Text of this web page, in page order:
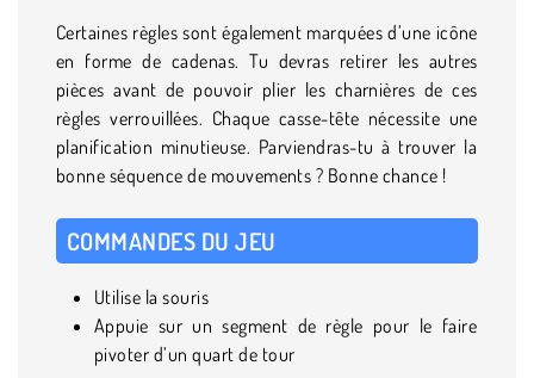
Certaines règles sont également marquées d’une icône
en forme de cadenas. Tu devras retirer les autres
pièces avant de pouvoir plier les charnières de ces
règles verrouillées. Chaque casse-tête nécessite une
planification minutieuse. Parviendras-tu à trouver la
bonne séquence de mouvements ? Bonne chance !
COMMANDES DU JEU
Utilise la souris
Appuie sur un segment de règle pour le faire
pivoter d’un quart de tour